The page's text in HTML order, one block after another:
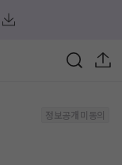
정보공개 미동의